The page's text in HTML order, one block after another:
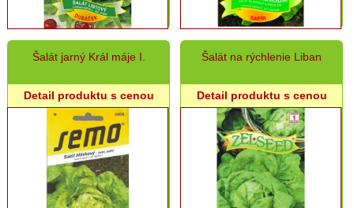
Cibuľa
semeno,
Kel,
Brokolica
Karfiol,
Kaleráb
Reďkovka
Šalát jarný Král máje I.
Detail produktu s cenou
Šalát na rýchlenie Liban
Detail produktu s cenou